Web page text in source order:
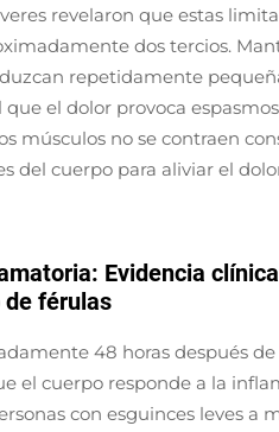
revelaron que estas
dos tercios.
repetidamente
el dolor provoca
músculos no se contraen
del cuerpo para aliviar el
Evidencia
de férulas
48 horas después
el cuerpo responde a la
con esguinces leves a